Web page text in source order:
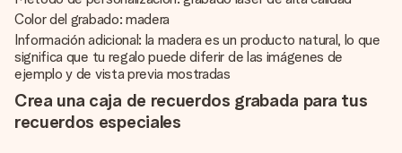
Color del grabado: madera
Información adicional: la madera es un producto natural, lo que
significa que tu regalo puede diferir de las imágenes de
ejemplo y de vista previa mostradas
Crea una caja de recuerdos grabada para tus
recuerdos especiales